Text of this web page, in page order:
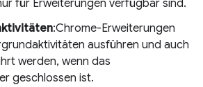
für Erweiterungen verfügbar sind.
:Chrome-Erweiterungen
ausführen und auch
werden, wenn das
geschlossen ist.